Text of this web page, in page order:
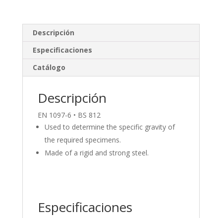
dI
n
o
o
k
ar
ti
r
Descripción
Especificaciones
Catálogo
Descripción
EN 1097-6 • BS 812
Used to determine the specific gravity of
the required specimens.
Made of a rigid and strong steel.
Especificaciones